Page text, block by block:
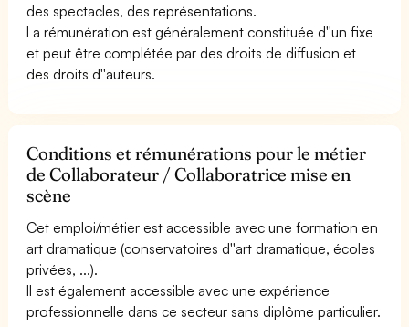
des spectacles, des représentations.
La rémunération est généralement constituée d''un fixe
et peut être complétée par des droits de diffusion et
des droits d''auteurs.
Conditions et rémunérations pour le métier
de Collaborateur / Collaboratrice mise en
scène
Cet emploi/métier est accessible avec une formation en
art dramatique (conservatoires d''art dramatique, écoles
privées, ...).
Il est également accessible avec une expérience
professionnelle dans ce secteur sans diplôme particulier.